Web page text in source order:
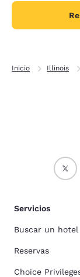
Inicio Illinois
Servicios
Buscar un hotel
Reservas
Choice